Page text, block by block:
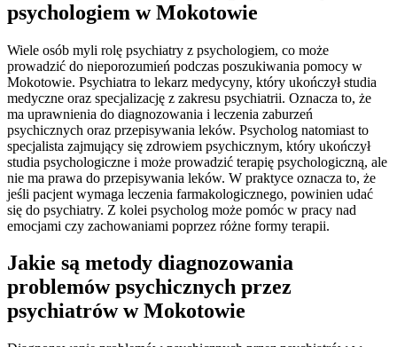
psychologiem w Mokotowie
Wiele osób myli rolę psychiatry z psychologiem, co może
prowadzić do nieporozumień podczas poszukiwania pomocy w
Mokotowie. Psychiatra to lekarz medycyny, który ukończył studia
medyczne oraz specjalizację z zakresu psychiatrii. Oznacza to, że
ma uprawnienia do diagnozowania i leczenia zaburzeń
psychicznych oraz przepisywania leków. Psycholog natomiast to
specjalista zajmujący się zdrowiem psychicznym, który ukończył
studia psychologiczne i może prowadzić terapię psychologiczną, ale
nie ma prawa do przepisywania leków. W praktyce oznacza to, że
jeśli pacjent wymaga leczenia farmakologicznego, powinien udać
się do psychiatry. Z kolei psycholog może pomóc w pracy nad
emocjami czy zachowaniami poprzez różne formy terapii.
Jakie są metody diagnozowania
problemów psychicznych przez
psychiatrów w Mokotowie